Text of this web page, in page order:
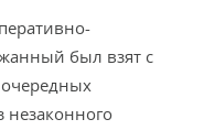
был взят с
незаконного